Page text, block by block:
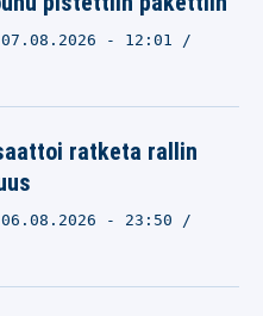
07.08.2026 - 12:01
ratketa rallin
06.08.2026 - 23:50